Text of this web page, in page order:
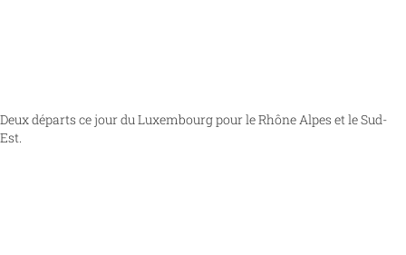
Deux départs ce jour du Luxembourg pour le Rhône Alpes et le Sud-
Est.